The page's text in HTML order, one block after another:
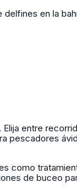
en la
entre
pescadores
como
de buceo